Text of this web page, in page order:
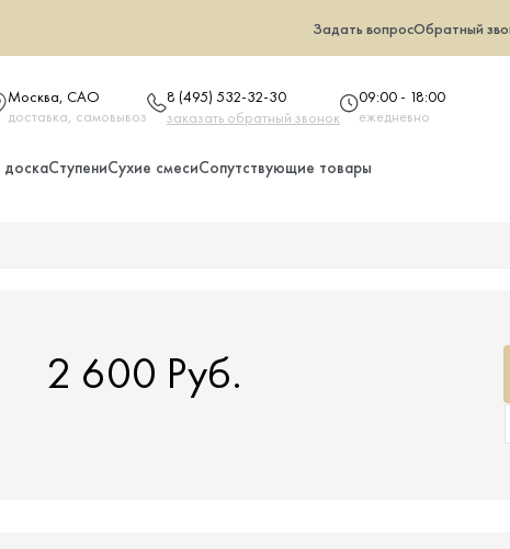
Задать вопросОбратный
Москва, САО
доставка, самовывоз
8 (495) 532-32-30
заказать обратный звонок
09:00 - 18:00
ежедневно
доскаСтупениСухие смесиСопутствующие товары
2 600 Руб.